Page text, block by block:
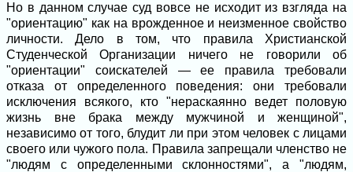
Но в данном случае суд вовсе не исходит из взгляда на
"ориентацию" как на врожденное и неизменное свойство
личности. Дело в том, что правила Христианской
Студенческой Организации ничего не говорили об
"ориентации" соискателей — ее правила требовали
отказа от определенного поведения: они требовали
исключения всякого, кто "нераскаянно ведет половую
жизнь вне брака между мужчиной и женщиной",
независимо от того, блудит ли при этом человек с лицами
своего или чужого пола. Правила запрещали членство не
"людям с определенными склонностями", а "людям,